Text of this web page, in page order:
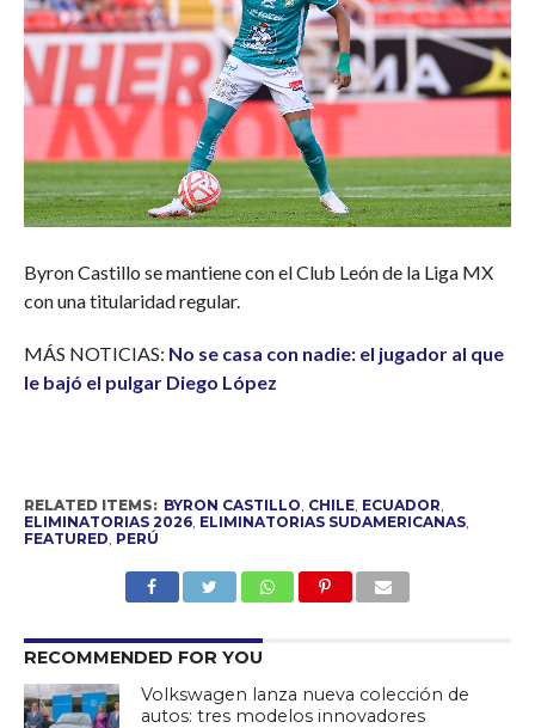
Byron Castillo se mantiene con el Club León de la Liga MX
con una titularidad regular.
MÁS NOTICIAS: No se casa con nadie: el jugador al que
le bajó el pulgar Diego López
RELATED ITEMS: BYRON CASTILLO CHILE, ECUADOR
ELIMINATORIAS 2026, ELIMINATORIAS SUDAMERICANAS,
FEATURED PERÚ
RECOMMENDED FOR YOU
Volkswagen lanza nueva colección de
autos: tres modelos innovadores